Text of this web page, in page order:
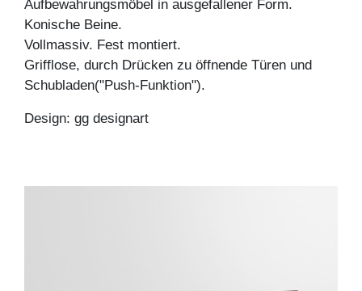
Aufbewahrungsmöbel in ausgefallener Form.
Konische Beine.
Vollmassiv. Fest montiert.
Grifflose, durch Drücken zu öffnende Türen und
Schubladen("Push-Funktion").
Design: gg designart